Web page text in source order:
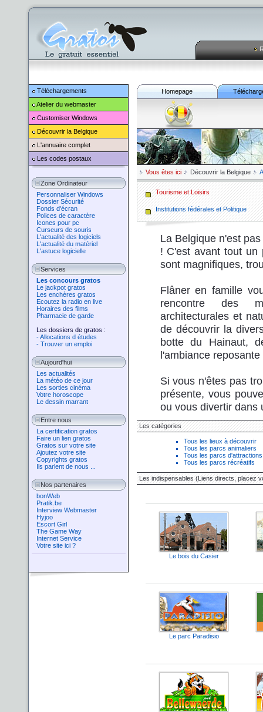
Téléchargements
Atelier du webmaster
Customiser Windows
Découvrir la Belgique
L'annuaire complet
Les codes postaux
Zone Ordinateur
Personnaliser Windows
Dossier Sécurité
Fonds d'écran
Polices de caractère
Icones pour pc
Curseurs de souris
L'actualité des logiciels
L'actualité du matériel
L'astuce logicielle
Services
Les concours gratos
Le jackpot gratos
Les enchères gratos
Ecoutez la radio en live
Horaires des films
Pharmacie de garde
Les dossiers de gratos :
- Allocations d études
- Trouver un emploi
Aujourd'hui
Les actualités
La météo de ce jour
Les sorties cinéma
Votre horoscope
Le dessin marrant
Entre nous
La certification gratos
Faire un lien gratos
Gratos sur votre site
Ajoutez votre site
Copyrights gratos
Ils parlent de nous ...
Nos partenaires
bonWeb
Pratik.be
Interview Webmaster
Hyjoo
Escort Girl
The Game Way
Internet Service
Votre site ici ?
Homepage
Vous êtes ici Découvrir la Belgique
Tourisme et Loisirs
Institutions fédérales et Politique
La Belgique n'est
! C'est avant tout un
sont magnifiques,
Flâner en famille
rencontre des
architecturales et
de découvrir la
botte du Hainaut,
l'ambiance
Si vous n'êtes pas
présente, vous
ou vous divertir dans
Les catégories
Tous les lieux à découvrir
Tous les parcs animaliers
Tous les parcs d'attractions
Tous les parcs récréatifs
Les indispensables (Liens directs, placez
Le bois du Casier
Le parc Paradisio